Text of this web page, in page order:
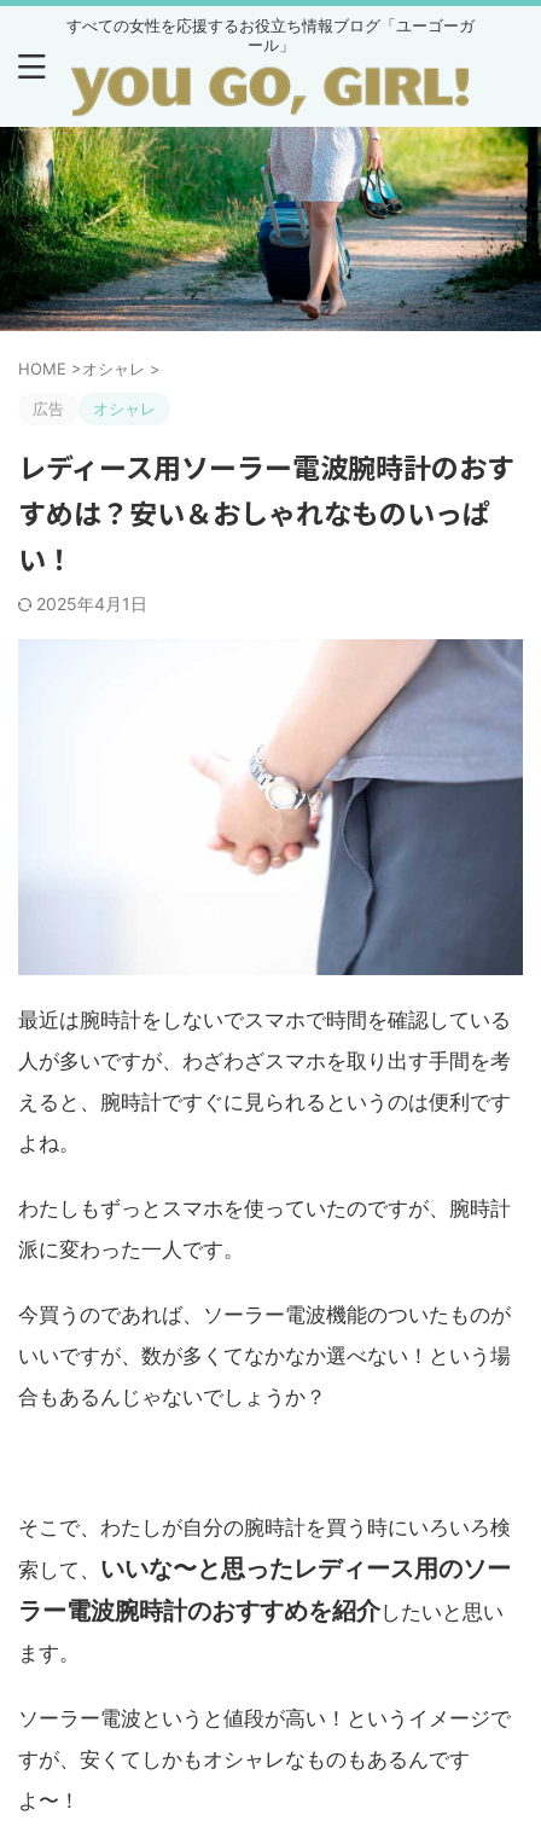
すべての女性を応援するお役立ち情報ブログ「ユーゴーガ
ール」
HOME >オシャレ >
広告 オシャレ
レディース用ソーラー電波腕時計のおす
すめは？安い＆おしゃれなものいっぱ
い！
2025年4月1日
最近は腕時計をしないでスマホで時間を確認している
人が多いですが、わざわざスマホを取り出す手間を考
えると、腕時計ですぐに見られるというのは便利です
よね。
わたしもずっとスマホを使っていたのですが、腕時計
派に変わった一人です。
今買うのであれば、ソーラー電波機能のついたものが
いいですが、数が多くてなかなか選べない！という場
合もあるんじゃないでしょうか？
そこで、わたしが自分の腕時計を買う時にいろいろ検
索して、 いいな〜と思ったレディース用のソー
ラー電波腕時計のおすすめを紹介したいと思い
ます。
ソーラー電波というと値段が高い！というイメージで
すが、安くてしかもオシャレなものもあるんです
よ〜！